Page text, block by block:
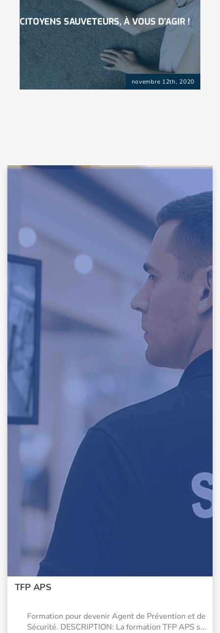
CITOYENS SAUVETEURS, À VOUS D’AGIR !
novembre 12th, 2020
TFP APS
Formation pour devenir Agent de Prévention et de
Sécurité. DESCRIPTION: La formation TFP APS s...